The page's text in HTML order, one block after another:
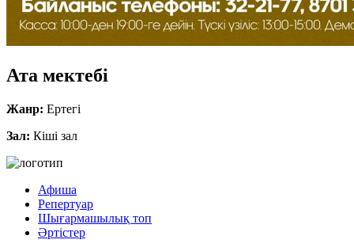
Ата мектебі
Жанр: Ертегі
Зал: Кіші зал
Афиша
Репертуар
Шығармашылық топ
Әртістер